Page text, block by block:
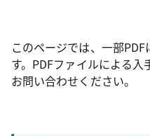
このページでは、一部
す。PDFファイルによる
お問い合わせください。